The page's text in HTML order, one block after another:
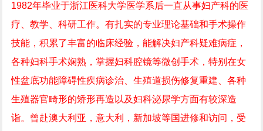
1982年毕业于浙江医科大学医学系后一直从事妇产科的医
疗、教学、科研工作。有扎实的专业理论基础和手术操作
技能，积累了丰富的临床经验，能解决妇产科疑难病症，
各种妇科手术娴熟，掌握妇科腔镜等微创手术，特别在女
性盆底功能障碍性疾病诊治、生殖道损伤修复重建、各种
生殖器官畸形的矫形再造以及妇科泌尿学方面有较深造
诣。曾赴澳大利亚，意大利，新加坡等国进修和访问，受